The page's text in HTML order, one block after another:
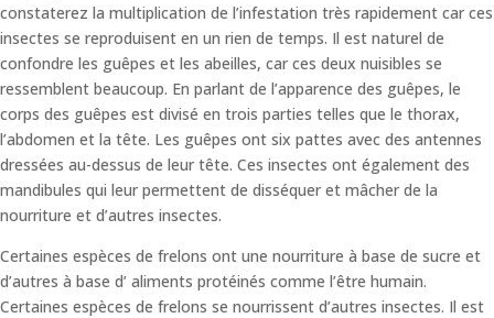
constaterez la multiplication de l’infestation très rapidement car ces
insectes se reproduisent en un rien de temps. Il est naturel de
confondre les guêpes et les abeilles, car ces deux nuisibles se
ressemblent beaucoup. En parlant de l’apparence des guêpes, le
corps des guêpes est divisé en trois parties telles que le thorax,
l’abdomen et la tête. Les guêpes ont six pattes avec des antennes
dressées au-dessus de leur tête. Ces insectes ont également des
mandibules qui leur permettent de disséquer et mâcher de la
nourriture et d’autres insectes.
Certaines espèces de frelons ont une nourriture à base de sucre et
d’autres à base d’ aliments protéinés comme l’être humain.
Certaines espèces de frelons se nourrissent d’autres insectes. Il est